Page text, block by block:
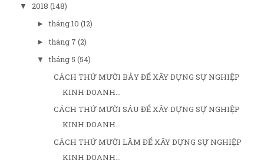
▼ 2018 (148)
►tháng 10 (12)
►tháng 7 (2)
▼tháng 5 (54)
CÁCH THỨ MƯỜI BẢY ĐỂ XÂY DỰNG SỰ NGHIỆP
KINH DOANH...
CÁCH THỨ MƯỜI SÁU ĐỂ XÂY DỰNG SỰ NGHIỆP
KINH DOANH...
CÁCH THỨ MƯỜI LĂM ĐỂ XÂY DỰNG SỰ NGHIỆP
KINH DOANH...